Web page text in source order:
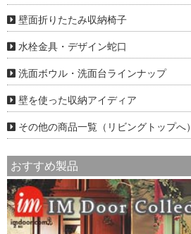
壁面折りたたみ収納椅子
水栓金具・デザイン蛇口
洗面ボウル・洗面台ラインナップ
壁を使った収納アイディア
その他の商品一覧（リビングトップへ）
おすすめ製品